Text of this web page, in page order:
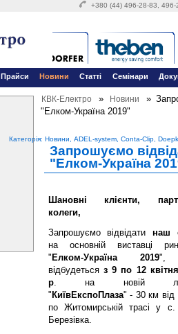
+380 (44) 496-28-83,
Прайси Новини Статті Семінари
КВК-Електро » Новини »
"Елком-Україна 2019"
Категорія: Новини, ADEL-system, Conta-Clip,
Запрошуємо
"Елком-Україна
Шановні клієнти,
колеги,
Запрошуємо відвідатинаш
на основній виставці
" Елком-Україна 2019",
відбудеться з 9 по 12
р. на новій
" КиївЕкспоПлаза" - 30 км від
по Житомирській трасі у
Березівка.